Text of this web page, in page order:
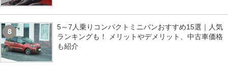
8
5～7人乗りコンパクトミニバンおすすめ15選｜人気
ランキングも！ メリットやデメリット、中古車価格
も紹介